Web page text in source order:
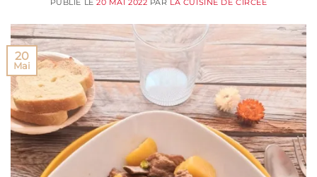
PUBLIÉ LE20 MAI 2022 PAR LA CUISINE DE CIRCÉE
20
Mai